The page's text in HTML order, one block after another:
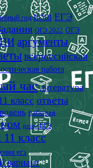
год ВОШ ЕГЭ
ОГЭ 2022 ОГЭ
аргументы
всероссийская
работа
час литература
класс ответы
рабочая
решу ЕГЭ
класс
егэ
вариант